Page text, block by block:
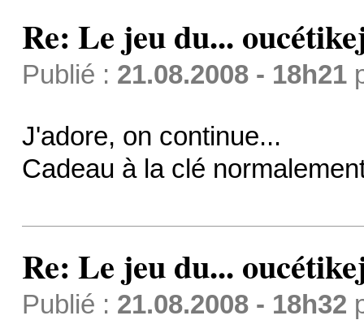
Re: Le jeu du...
Publié : 21.08.2008 - 18h21
J'adore, on continue...
Cadeau à la clé
Re: Le jeu du...
Publié : 21.08.2008 - 18h32